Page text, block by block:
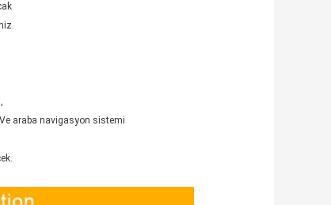
araba navigasyon sistemi